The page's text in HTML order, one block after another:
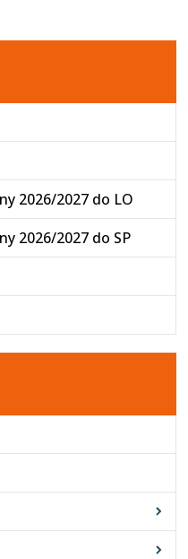
2026/2027 do LO
2026/2027 do SP